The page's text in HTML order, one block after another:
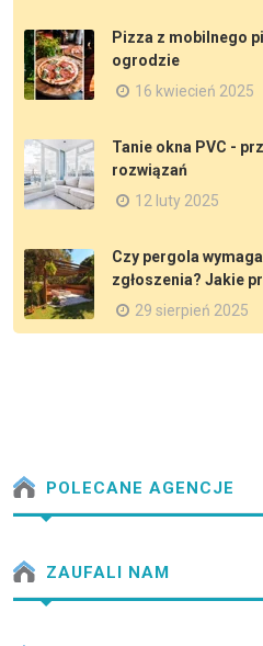
Pizza z mobilnego
ogrodzie
16 kwiecień 2025
Tanie okna PVC -
rozwiązań
12 luty 2025
Czy pergola
zgłoszenia? Jakie
29 sierpień 2025
POLECANE AGENCJE
ZAUFALI NAM